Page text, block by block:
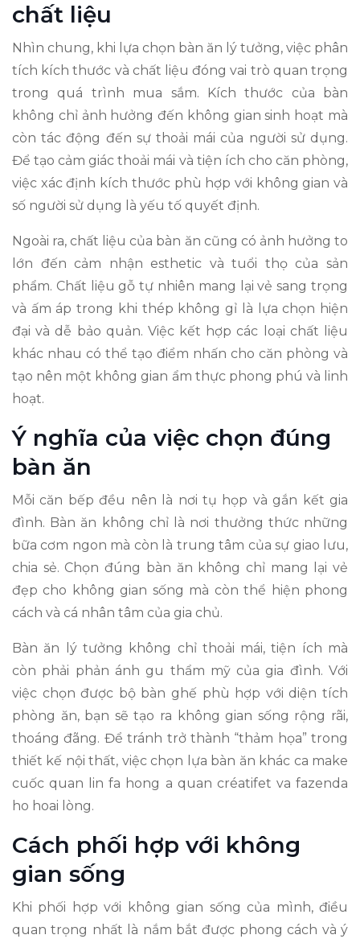
chất liệu
Nhìn chung, khi lựa chọn bàn ăn lý tưởng, việc phân
tích kích thước và chất liệu đóng vai trò quan trọng
trong quá trình mua sắm. Kích thước của bàn
không chỉ ảnh hưởng đến không gian sinh hoạt mà
còn tác động đến sự thoải mái của người sử dụng.
Để tạo cảm giác thoải mái và tiện ích cho căn phòng,
việc xác định kích thước phù hợp với không gian và
số người sử dụng là yếu tố quyết định.
Ngoài ra, chất liệu của bàn ăn cũng có ảnh hưởng to
lớn đến cảm nhận esthetic và tuổi thọ của sản
phẩm. Chất liệu gỗ tự nhiên mang lại vẻ sang trọng
và ấm áp trong khi thép không gỉ là lựa chọn hiện
đại và dễ bảo quản. Việc kết hợp các loại chất liệu
khác nhau có thể tạo điểm nhấn cho căn phòng và
tạo nên một không gian ẩm thực phong phú và linh
hoạt.
Ý nghĩa của việc chọn đúng
bàn ăn
Mỗi căn bếp đều nên là nơi tụ họp và gắn kết gia
đình. Bàn ăn không chỉ là nơi thưởng thức những
bữa cơm ngon mà còn là trung tâm của sự giao lưu,
chia sẻ. Chọn đúng bàn ăn không chỉ mang lại vẻ
đẹp cho không gian sống mà còn thể hiện phong
cách và cá nhân tâm của gia chủ.
Bàn ăn lý tưởng không chỉ thoải mái, tiện ích mà
còn phải phản ánh gu thẩm mỹ của gia đình. Với
việc chọn được bộ bàn ghế phù hợp với diện tích
phòng ăn, bạn sẽ tạo ra không gian sống rộng rãi,
thoáng đãng. Để tránh trở thành “thảm họa” trong
thiết kế nội thất, việc chọn lựa bàn ăn khác ca make
cuốc quan lin fa hong a quan créatifet va fazenda
ho hoai lòng.
Cách phối hợp với không
gian sống
Khi phối hợp với không gian sống của mình, điều
quan trọng nhất là nắm bắt được phong cách và ý